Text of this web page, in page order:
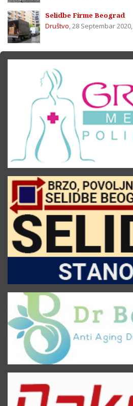
Selidbe Firme Beograd
Društvo,28 Septembar 2020,